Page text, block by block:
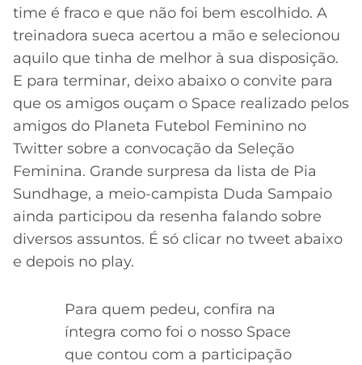
time é fraco e que não foi bem escolhido. A
treinadora sueca acertou a mão e selecionou
aquilo que tinha de melhor à sua disposição.
E para terminar, deixo abaixo o convite para
que os amigos ouçam o Space realizado pelos
amigos do Planeta Futebol Feminino no
Twitter sobre a convocação da Seleção
Feminina. Grande surpresa da lista de Pia
Sundhage, a meio-campista Duda Sampaio
ainda participou da resenha falando sobre
diversos assuntos. É só clicar no tweet abaixo
e depois no play.
Para quem pedeu, confira na
íntegra como foi o nosso Space
que contou com a participação